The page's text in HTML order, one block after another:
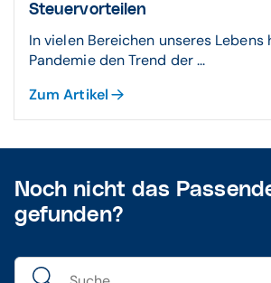
Steuervorteilen
In vielen Bereichen unseres
Pandemie den Trend der ...
Zum Artikel
Noch nicht das
gefunden?